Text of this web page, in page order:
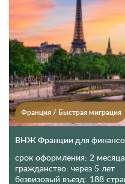
Франция / Быстрая миграция
ВНЖ Франции для
срок оформления: 2 месяца
гражданство: через 5 лет
безвизовый въезд: 188